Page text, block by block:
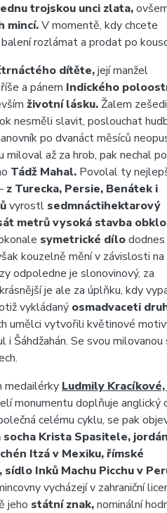
trojskou unci zlata,
mincí.V momentě, kdy chcete
rozlámat a prodat po
dítěte,její manžel
a pánem Indického
životní lásku.Žalem
nesměli slavit, poslouchat
po dvanáct měsíců
miloval až za hrob, pak nechal
Tádž Mahal. Povolal ty
z Turecka, Persie, Benátek i
vyrostl sedmnáctihektarový
metrů vysoká stavba
symetrické dílododnes
kouzelně mění v závislosti na
odpoledne je slonovinový, za
je ale za úplňku, kdy
vykládaný osmadvaceti
umělci vytvořili květinové
i Šáhdžahán. Se svou milovanou
medailérky Ludmily Kracíkové,
monumentu doplňuje anglický
celému cyklu, se pak
socha Krista Spasitele,
Itzá v Mexiku, římské
Inků Machu Picchu v
vycházejí v zahraniční
jeho státní znak,nominální